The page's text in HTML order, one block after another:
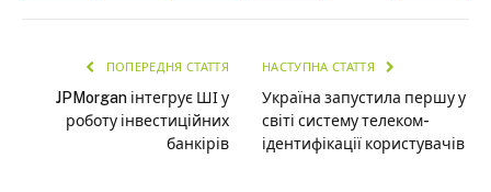
ПОПЕРЕДНЯ СТАТТЯ
JPMorgan інтегрує ШІ у
роботу інвестиційних
банкірів
НАСТУПНА СТАТТЯ
Україна запустила першу у
світі систему телеком-
ідентифікації користувачів